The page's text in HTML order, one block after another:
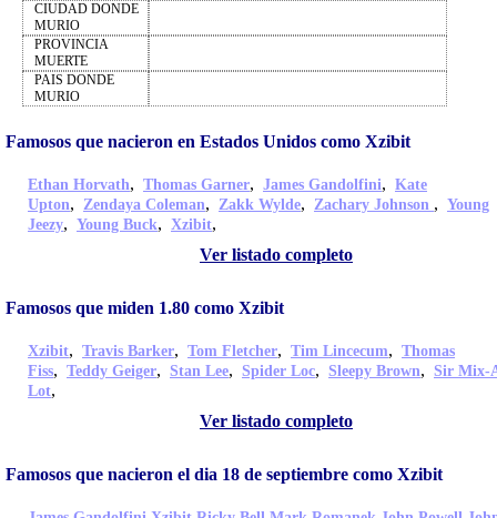
CIUDAD DONDE
MURIO
PROVINCIA
MUERTE
PAIS DONDE
MURIO
Famosos que nacieron en Estados Unidos como Xzibit
Ethan Horvath, Thomas Garner, James Gandolfini, Kate
Upton, Zendaya Coleman, Zakk Wylde, Zachary Johnson , Young
Jeezy, Young Buck, Xzibit,
Ver listado completo
Famosos que miden 1.80 como Xzibit
Xzibit, Travis Barker, Tom Fletcher, Tim Lincecum, Thomas
Fiss, Teddy Geiger, Stan Lee, Spider Loc, Sleepy Brown, Sir Mix-
Lot,
Ver listado completo
Famosos que nacieron el dia 18 de septiembre como Xzibit